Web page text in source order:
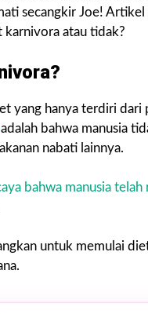
secangkir Joe!
atau tidak?
yang hanya terdiri
adalah bahwa manusia
nabati lainnya.
bahwa manusia telah
untuk memulai